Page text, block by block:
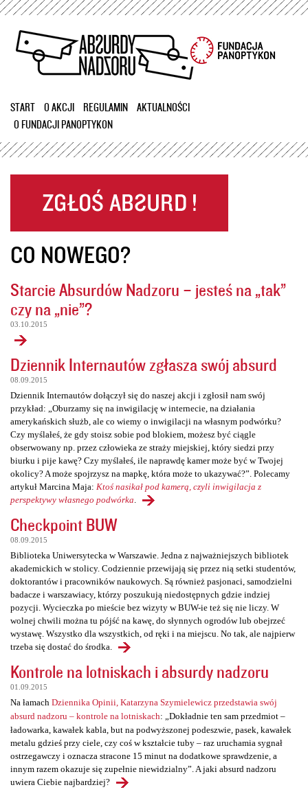
Przejdź
treści
START O AKCJI REGULAMIN
AKTUALNOŚCI
O FUNDACJI PANOPTYKON
CO NOWEGO?
Starcie Absurdów Nadzoru – jesteś na „tak”
czy na „nie”?
03.10.2015
Dziennik Internautów zgłasza swój absurd
08.09.2015
Dziennik Internautów dołączył się do naszej akcji i zgłosił nam swój
przykład: „Oburzamy się na inwigilację w internecie, na działania
amerykańskich służb, ale co wiemy o inwigilacji na własnym podwórku?
Czy myślałeś, że gdy stoisz sobie pod blokiem, możesz być ciągle
obserwowany np. przez człowieka ze straży miejskiej, który siedzi przy
biurku i pije kawę? Czy myślałeś, ile naprawdę kamer może być w Twojej
okolicy? A może spojrzysz na mapkę, która może to ukazywać?”. Polecamy
artykuł Marcina Maja: Ktoś nasikał pod kamerą, czyli inwigilacja z
perspektywy własnego podwórka
Checkpoint BUW
08.09.2015
Biblioteka Uniwersytecka w Warszawie. Jedna z najważniejszych bibliotek
akademickich w stolicy. Codziennie przewijają się przez nią setki studentów,
doktorantów i pracowników naukowych. Są również pasjonaci, samodzielni
badacze i warszawiacy, którzy poszukują niedostępnych gdzie indziej
pozycji. Wycieczka po mieście bez wizyty w BUW-ie też się nie liczy. W
wolnej chwili można tu pójść na kawę, do słynnych ogrodów lub obejrzeć
wystawę. Wszystko dla wszystkich, od ręki i na miejscu. No tak, ale najpierw
trzeba się dostać do środka.
Kontrole na lotniskach i absurdy nadzoru
01.09.2015
Na łamach Dziennika Opinii, Katarzyna Szymielewicz przedstawia swój
absurd nadzoru – kontrole na lotniskach: „Dokładnie ten sam przedmiot –
ładowarka, kawałek kabla, but na podwyższonej podeszwie, pasek, kawałek
metalu gdzieś przy ciele, czy coś w kształcie tuby – raz uruchamia sygnał
ostrzegawczy i oznacza stracone 15 minut na dodatkowe sprawdzenie, a
innym razem okazuje się zupełnie niewidzialny”. A jaki absurd nadzoru
uwiera Ciebie najbardziej?